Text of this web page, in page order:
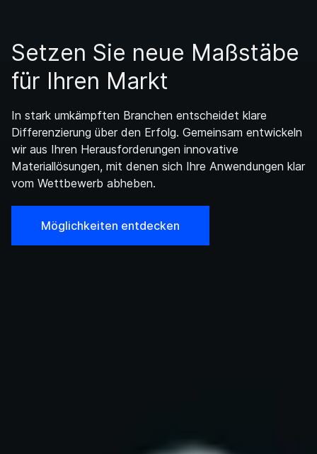
Setzen Sie neue Maßstäbe
für Ihren Markt
In stark umkämpften Branchen entscheidet klare
Differenzierung über den Erfolg. Gemeinsam entwickeln
wir aus Ihren Herausforderungen innovative
Materiallösungen, mit denen sich Ihre Anwendungen klar
vom Wettbewerb abheben.
Möglichkeiten entdecken